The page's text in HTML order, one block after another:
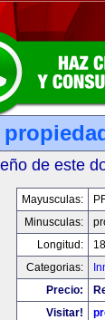
de este
Mayusculas:
Minusculas:
Longitud:
Categorias:
Precio:
Visitar!